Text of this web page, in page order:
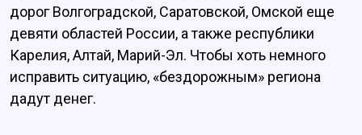
дорог Волгоградской, Саратовской, Омской еще
девяти областей России, а также республики
Карелия, Алтай, Марий-Эл. Чтобы хоть немного
исправить ситуацию, «бездорожным» региона
дадут денег.